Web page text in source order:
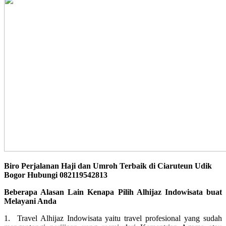
Biro Perjalanan Haji dan Umroh Terbaik di Ciaruteun Udik
Bogor Hubungi 082119542813
Beberapa Alasan Lain Kenapa Pilih Alhijaz Indowisata buat
Melayani Anda
1. Travel Alhijaz Indowisata yaitu travel profesional yang sudah